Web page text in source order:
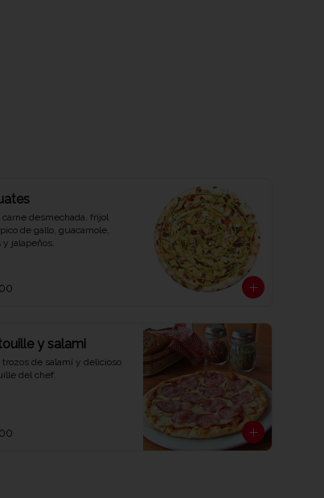
carne desmechada, frijol
de gallo, guacamole,
y jalapeños.
y salami
trozos de salamí y delicioso
del chef.